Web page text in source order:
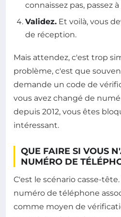
connaissez pas, passez
Validez. Et voilà, vous
de réception.
Mais attendez, c'est trop
problème, c'est que
demande un code de
vous avez changé de
depuis 2012, vous êtes
intéressant.
QUE FAIRE SI VOUS
NUMÉRO DE
C'est le scénario casse-
numéro de téléphone
comme moyen de